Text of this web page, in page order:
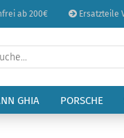
ab 200€ Ersatzteile
GHIA PORSCHE